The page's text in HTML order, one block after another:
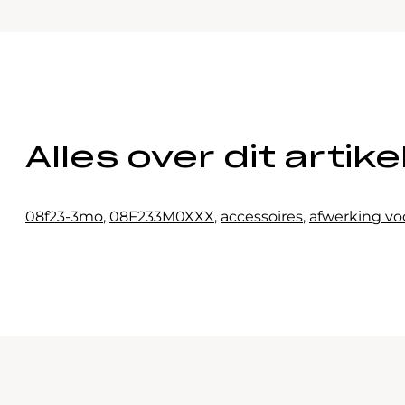
Alles over dit artikel
08f23-3mo, 08F233M0XXX, accessoires, afwerking